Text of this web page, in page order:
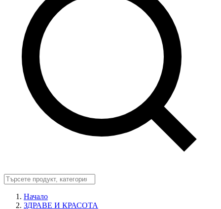
Начало
ЗДРАВЕ И КРАСОТА